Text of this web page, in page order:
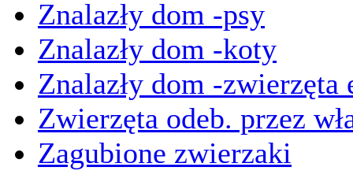
Znalazły dom -psy
Znalazły dom -koty
Znalazły dom -zwierzęta
Zwierzęta odeb. przez
Zagubione zwierzaki